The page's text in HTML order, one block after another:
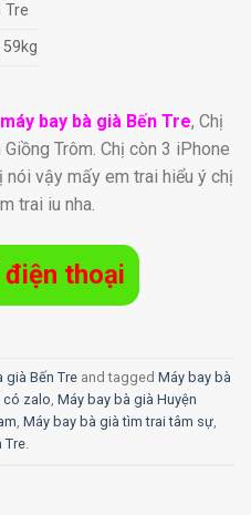
Tre
máy bay bà già Bến Tre, Chị
Trôm. Chị còn 3 iPhone
vậy mấy em trai hiểu ý chị
trai iu nha.
điện thoại
già Bến Tre and tagged Máy bay bà
có zalo Máy bay bà già Huyện
Máy bay bà già tìm trai tâm sự
Tre